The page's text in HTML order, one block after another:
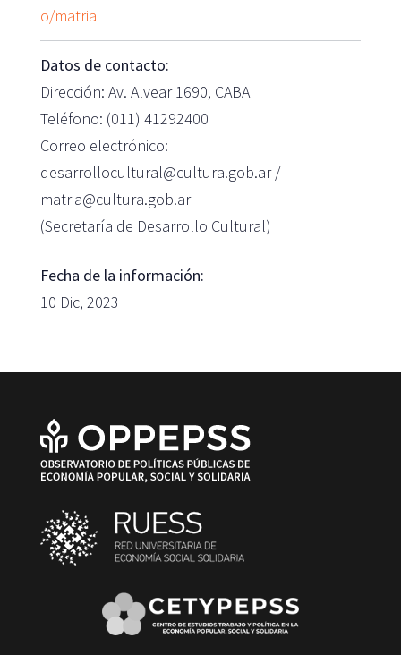
o/matria
Datos de contacto:
Dirección: Av. Alvear 1690, CABA
Teléfono: (011) 41292400
Correo electrónico:
desarrollocultural@cultura.gob.ar /
matria@cultura.gob.ar
(Secretaría de Desarrollo Cultural)
Fecha de la información:
10 Dic, 2023